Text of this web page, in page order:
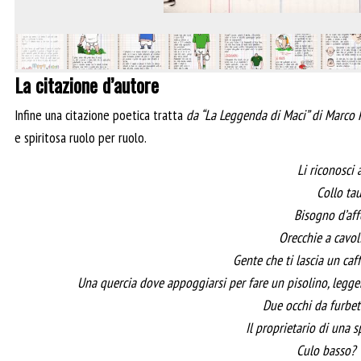
La citazione d’autore
Infine una citazione poetica tratta da “La Leggenda di Maci” di
e spiritosa ruolo per ruolo.
Li riconosci
Collo
Bisogno
Orecchie a
Gente che ti lascia un
Una quercia dove appoggiarsi per fare un pisolino,
Due occhi da
Il proprietario di una
Culo